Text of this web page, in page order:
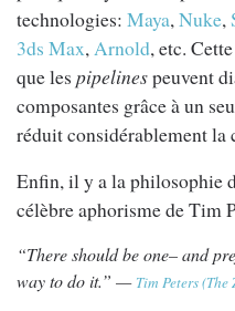
technologies: Maya, Nuke,
3ds Max, Arnold, etc.
que les pipelinespeuvent
composantes grâce à un
réduit considérablement la
Enfin, il y a la philosophie
célèbre aphorisme de Tim
“There should be one– and
way to do it.” — Tim Peters (The